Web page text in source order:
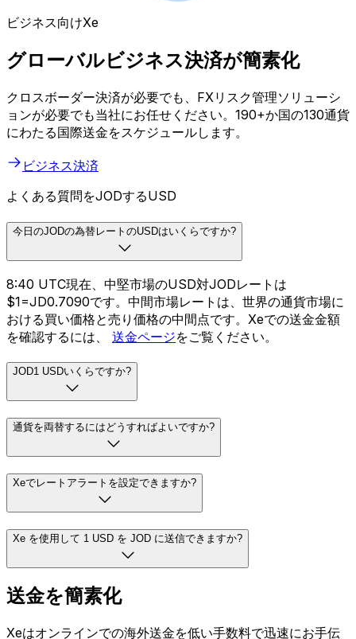
ビジネス向けXe
グローバルビジネス決済が簡素化
クロスボーダー決済が必要でも、FXリスク管理ソリューシ
ョンが必要でも当社にお任せください。190+か国の130通貨
にわたる国際送金をスケジュールします。
ビジネス決済
よくある質問をJODするUSD
今日のJODの為替レートのUSDはいくらですか?
8:40 UTC現在、中堅市場のUSD対JODレートは
$1=JD0.7090です。中間市場レートは、世界の通貨市場に
おける買い価格と売り価格の中間点です。Xeでの送金金額
を確認するには、 送金ページをご覧ください。
JOD1 USDいくらですか?
通貨を両替するにはどうすればよいですか?
Xeでレートアラートを設定できますか?
Xe を使用して 1 USD を JOD に送信できますか?
送金を簡素化
Xeはオンラインでの海外送金を低い手数料で迅速にお手伝